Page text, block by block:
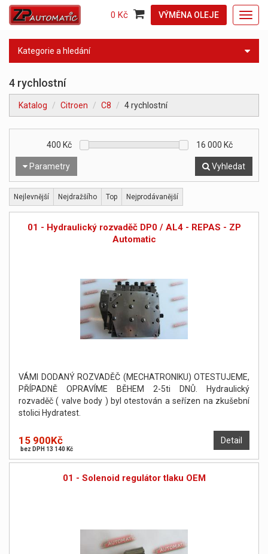
VÝMĚNA OLEJE
0 Kč
Kategorie a hledání
4 rychlostní
Katalog Citroen C8 4 rychlostní
Parametry
400 Kč 16 000 Kč
Vyhledat
Nejlevnější Nejdražšího Top Nejprodávanější
01 - Hydraulický rozvaděč DP0 / AL4 - REPAS - ZP
Automatic
VÁMI DODANÝ ROZVADĚČ (MECHATRONIKU) OTESTUJEME,
PŘÍPADNĚ OPRAVÍME BĚHEM 2-5ti DNŮ. Hydraulický
rozvaděč ( valve body ) byl otestován a seřízen na zkušební
stolici Hydratest.
Detail
15 900Kč
bez DPH 13 140 Kč
01 - Solenoid regulátor tlaku OEM